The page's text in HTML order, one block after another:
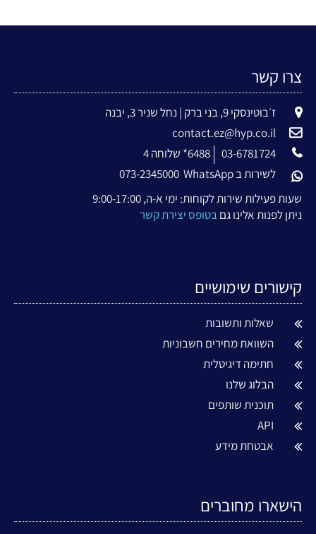
צרו קשר
ז׳בוטינסקי 9, בני ברק | נחל שניר 3, יבנה
contact.ez@hyp.co.il
03-6781724
6488* שלוחה 4
לשירות ב WhatsApp
073-2345000
שעות פעילות שירות לקוחות: ימי א-ה, 9:00-17:00
ניתן לפנות אלינו גםבטופס יצירת קשר
קישורים שימושיים
שאלות ותשובות
השוואת מחירים חשבוניות
חתימה דיגיטלית
הבלוג שלנו
תוכנית שותפים
API
אבטחת מידע
הישארו מחוברים